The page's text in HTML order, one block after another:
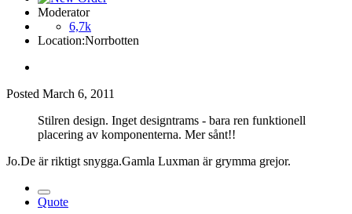
Moderator
6,7k
Location:Norrbotten
Posted March 6, 2011
Stilren design. Inget designtrams - bara ren funktionell
placering av komponenterna. Mer sånt!!
Jo.De är riktigt snygga.Gamla Luxman är grymma grejor.
Quote